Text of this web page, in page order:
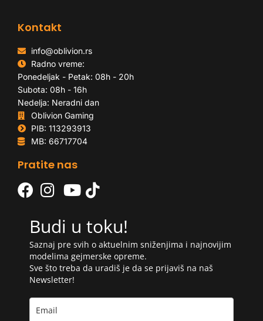
Kontakt
info@oblivion.rs
Radno vreme:
Ponedeljak - Petak: 08h - 20h
Subota: 08h - 16h
Nedelja: Neradni dan
Oblivion Gaming
PIB: 113293913
MB: 66717704
Pratite nas
Budi u toku!
Saznaj pre svih o aktuelnim sniženjima i najnovijim
modelima gejmerske opreme.
Sve što treba da uradiš je da se prijaviš na naš
Newsletter!